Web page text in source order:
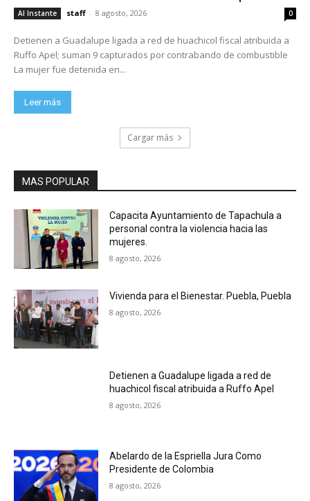
Al Instante staff - 8 agosto, 2026 0
Detienen a Guadalupe ligada a red de huachicol fiscal atribuida a
Ruffo Apel; suman 9 capturados por contrabando de combustible
La mujer fue detenida en...
Leer más
Cargar más
MAS POPULAR
Capacita Ayuntamiento de Tapachula a
personal contra la violencia hacia las
mujeres.
8 agosto, 2026
Vivienda para el Bienestar. Puebla, Puebla
8 agosto, 2026
Detienen a Guadalupe ligada a red de
huachicol fiscal atribuida a Ruffo Apel
8 agosto, 2026
Abelardo de la Espriella Jura Como
Presidente de Colombia
8 agosto, 2026